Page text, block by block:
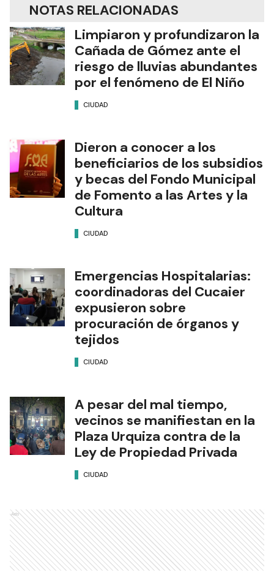
NOTAS RELACIONADAS
Limpiaron y profundizaron la
Cañada de Gómez ante el
riesgo de lluvias abundantes
por el fenómeno de El Niño
CIUDAD
Dieron a conocer a los
beneficiarios de los subsidios
y becas del Fondo Municipal
de Fomento a las Artes y la
Cultura
CIUDAD
Emergencias Hospitalarias:
coordinadoras del Cucaier
expusieron sobre
procuración de órganos y
tejidos
CIUDAD
A pesar del mal tiempo,
vecinos se manifiestan en la
Plaza Urquiza contra de la
Ley de Propiedad Privada
CIUDAD
Ads